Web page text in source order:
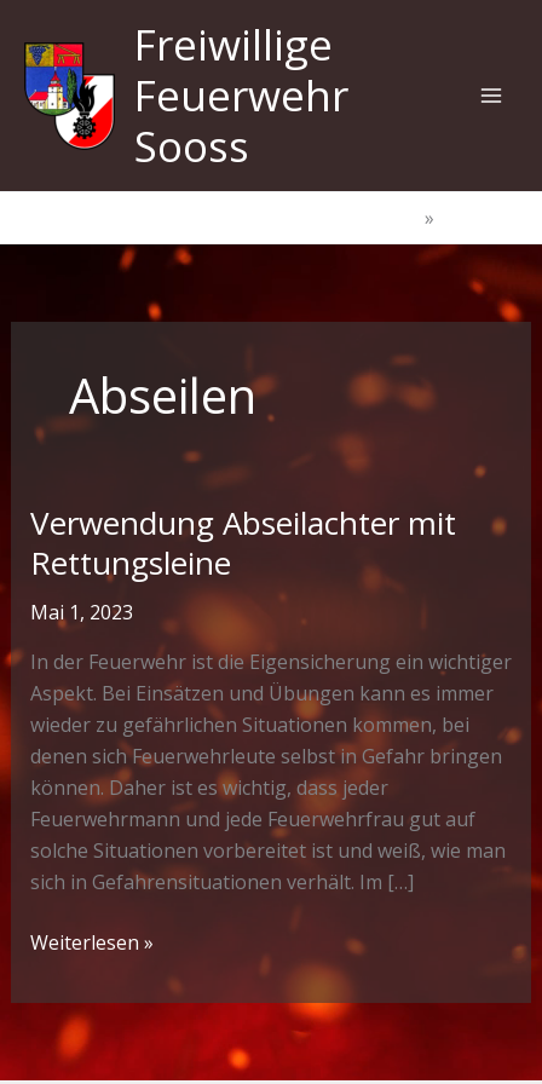
Inhalt
springen
Freiwillige
Feuerwehr
Sooss
Abseilen
Verwendung Abseilachter mit
Rettungsleine
Mai 1, 2023
In der Feuerwehr ist die Eigensicherung ein wichtiger
Aspekt. Bei Einsätzen und Übungen kann es immer
wieder zu gefährlichen Situationen kommen, bei
denen sich Feuerwehrleute selbst in Gefahr bringen
können. Daher ist es wichtig, dass jeder
Feuerwehrmann und jede Feuerwehrfrau gut auf
solche Situationen vorbereitet ist und weiß, wie man
sich in Gefahrensituationen verhält. Im […]
Verwendung
mit
Rettungsleine
Weiterlesen »